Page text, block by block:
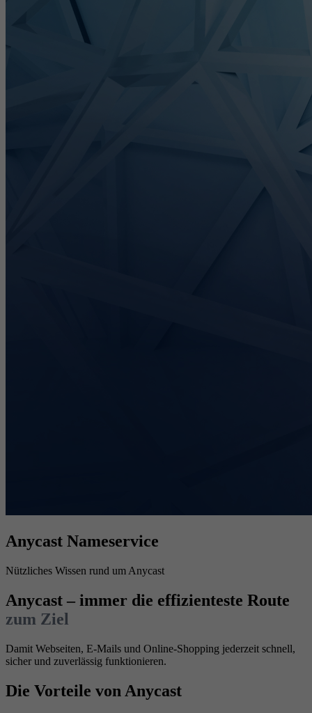
Anycast Nameservice
Nützliches Wissen rund um Anycast
Anycast – immer die effizienteste Route
zum Ziel
Damit Webseiten, E-Mails und Online-Shopping jederzeit schnell,
sicher und zuverlässig funktionieren.
Die Vorteile von Anycast